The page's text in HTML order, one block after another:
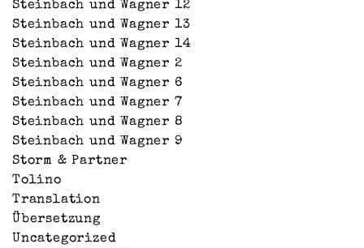
Steinbach und Wagner 12
Steinbach und Wagner 13
Steinbach und Wagner 14
Steinbach und Wagner 2
Steinbach und Wagner 6
Steinbach und Wagner 7
Steinbach und Wagner 8
Steinbach und Wagner 9
Storm & Partner
Tolino
Translation
Übersetzung
Uncategorized